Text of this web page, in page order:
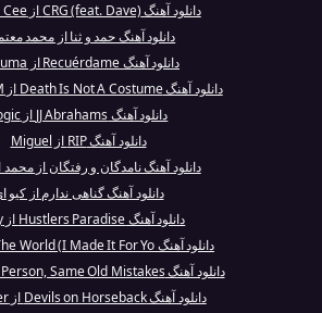
دانلود آهنگ CRG (feat. Dave) از Central Cee
دانلود آهنگ حمد و ثنا از محمد
دانلود آهنگ Recuérdame از Maluma
دانلود آهنگ Death Is Not A Costume از Marilyn M...
دانلود آهنگ JJ Abrahams از Logic
دانلود آهنگ RIP از Miguel
دانلود آهنگ نامدگان و رفتگان از
دانلود آهنگ گناهی ندارم از کیو
دانلود آهنگ Hustlers Paradise از Jeezy
دانلود آهنگ This Is The World (I Made It For Yo...
دانلود آهنگ New Person, Same Old Mistakes از Ta...
دانلود آهنگ Devils on Horseback از I Monster